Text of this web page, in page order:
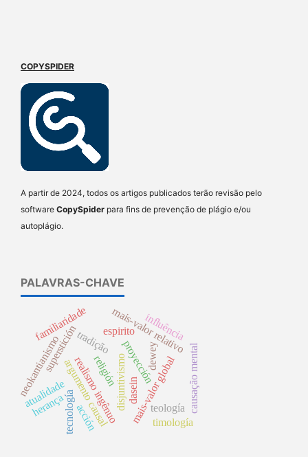
COPYSPIDER
A partir de 2024, todos os artigos publicados terão revisão pelo
software CopySpider para fins de prevenção de plágio e/ou
autoplágio.
PALAVRAS-CHAVE
argumento causal
superstición proyección
mais-valor global
mais-valor relativo
disjuntivismo
religión
realismo ingênuo
tecnología
dewey
teología
espirito influência
familiaridade
neokantianismo dasein
herança
tradição
timología
acción
causação mental
atualidade